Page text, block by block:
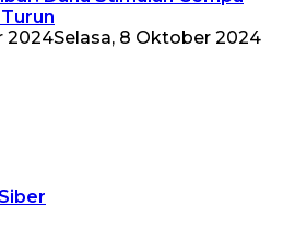
2024Selasa, 8 Oktober 2024